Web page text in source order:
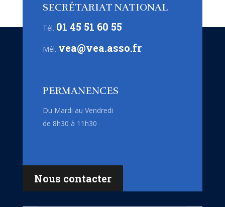
SECRÉTARIAT NATIONAL
Tél. 01 45 51 60 55
Mél. vea@vea.asso.fr
PERMANENCES
Du Mardi au Vendredi
de 8h30 à 11h30
Nous contacter